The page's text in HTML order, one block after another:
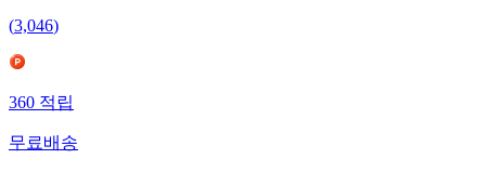
(3,046)
360 적립
무료배송